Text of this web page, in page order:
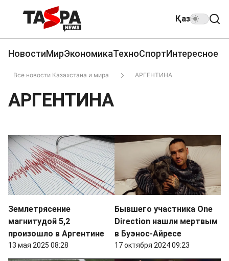
Қаз
НовостиМирЭкономикаТехноСпортИнтересное
Все новости Казахстана и мира АРГЕНТИНА
АРГЕНТИНА
Землетрясение
магнитудой 5,2
произошло в Аргентине
13 мая 2025 08:28
Бывшего участника One
Direction нашли мертвым
в Буэнос-Айресе
17 октября 2024 09:23